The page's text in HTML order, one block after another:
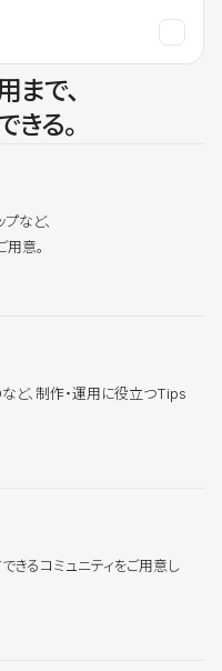
で、
る。
など、
意。
ど、制作・運用に役立つTips
るコミュニティをご用意し